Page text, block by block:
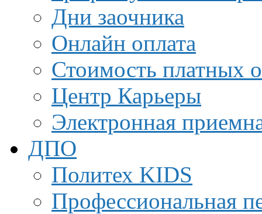
Дни заочника
Онлайн оплата
Стоимость платных
Центр Карьеры
Электронная
ДПО
Политех KIDS
Профессиональная